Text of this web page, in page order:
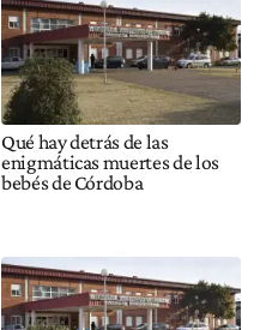
Qué hay detrás de las
enigmáticas muertes de los
bebés de Córdoba